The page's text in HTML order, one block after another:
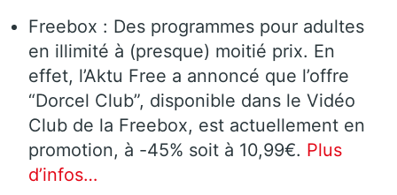
Freebox : Des programmes pour adultes
en illimité à (presque) moitié prix. En
effet, l’Aktu Free a annoncé que l’offre
“Dorcel Club”, disponible dans le Vidéo
Club de la Freebox, est actuellement en
promotion, à -45% soit à 10,99€. Plus
d’infos…